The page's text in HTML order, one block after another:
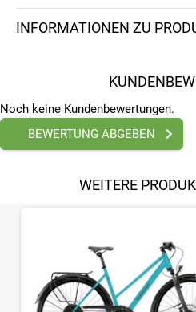
INFORMATIONEN ZU
Noch keine Kundenbewertungen.
BEWERTUNG ABGEBEN
WEITERE